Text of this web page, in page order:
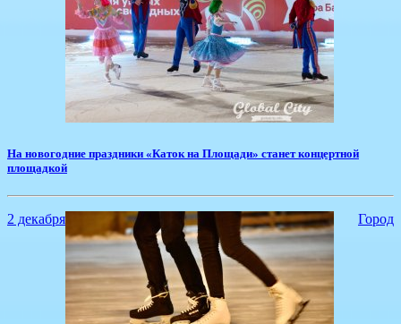
​На новогодние праздники «Каток на Площади» станет концертной
площадкой
2 декабря Город